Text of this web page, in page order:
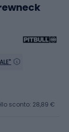
sconto: 28,89 €